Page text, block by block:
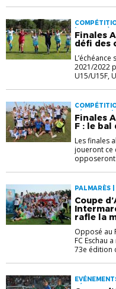
| PALMARÈS
Finales
défi des
2021/2022
U15/U15F,
FÉMININES |
DISTRICT
Finales
F : le bal
Les finales
joueront ce
opposeront
PALMARÈS
Coupe
rafle la
Opposé au
FC Eschau
73e édition
SÉNIORS